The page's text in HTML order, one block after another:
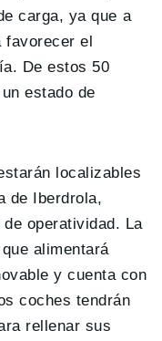
carga, ya que a
favorecer el
De estos 50
estado de
localizables
de Iberdrola,
operatividad. La
alimentará
y cuenta con
coches tendrán
rellenar sus